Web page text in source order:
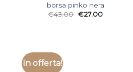
borsa pinko nera
€43.00 €27.00
In offerta!